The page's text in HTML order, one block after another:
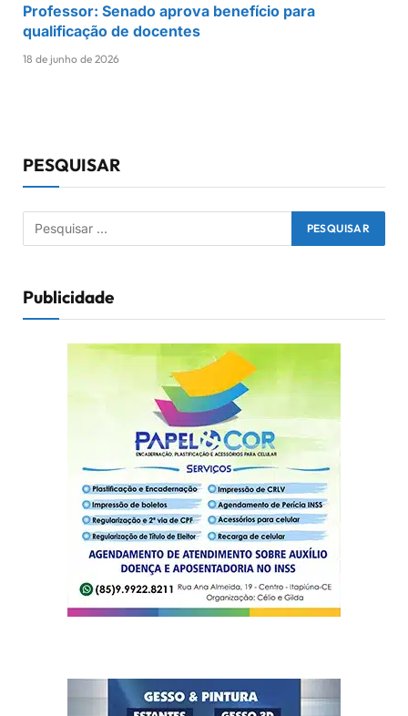
Professor: Senado aprova benefício para
qualificação de docentes
18 de junho de 2026
PESQUISAR
Publicidade